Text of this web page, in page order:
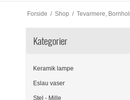
Forside / Shop / Tevarmere,
Kategorier
Keramik lampe
Eslau vaser
Stel - Mille